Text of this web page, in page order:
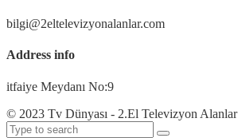
bilgi@2eltelevizyonalanlar.com
Address info
itfaiye Meydanı No:9
© 2023 Tv Dünyası - 2.El Televizyon Alanlar